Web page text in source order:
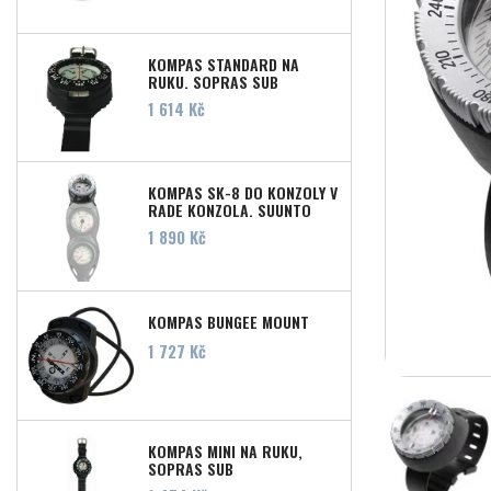
KOMPAS STANDARD NA
RUKU, SOPRAS SUB
Cena
1 614 Kč
KOMPAS SK-8 DO KONZOLY V
RADE KONZOLA, SUUNTO
Cena
1 890 Kč
KOMPAS BUNGEE MOUNT
Cena
1 727 Kč
KOMPAS MINI NA RUKU,
SOPRAS SUB